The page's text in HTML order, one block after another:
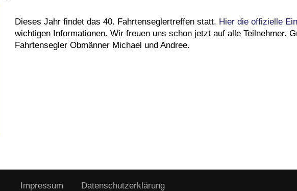
Dieses Jahr findet das 40. Fahrtenseglertreffen statt. Hier die offizielle
wichtigen Informationen. Wir freuen uns schon jetzt auf alle Teilnehmer.
Fahrtensegler Obmänner Michael und Andree.
Impressum Datenschutzerklärung